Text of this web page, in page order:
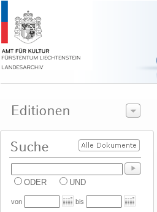
ODER UND
von bis